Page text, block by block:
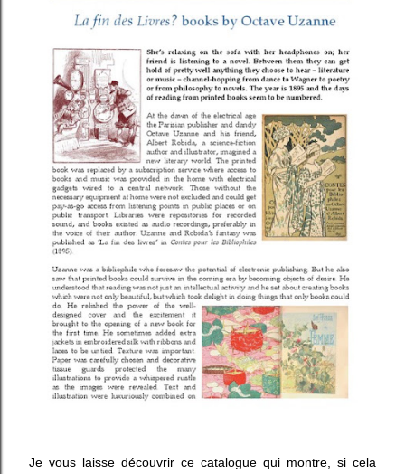
Je vous laisse découvrir ce catalogue qui montre, si cela